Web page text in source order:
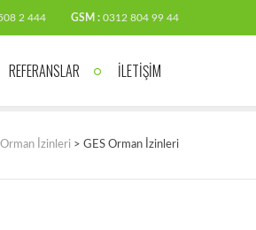
2 444 GSM : 0312 804 99 44
REFERANSLAR İLETİŞİM
İzinleri > GES Orman İzinleri